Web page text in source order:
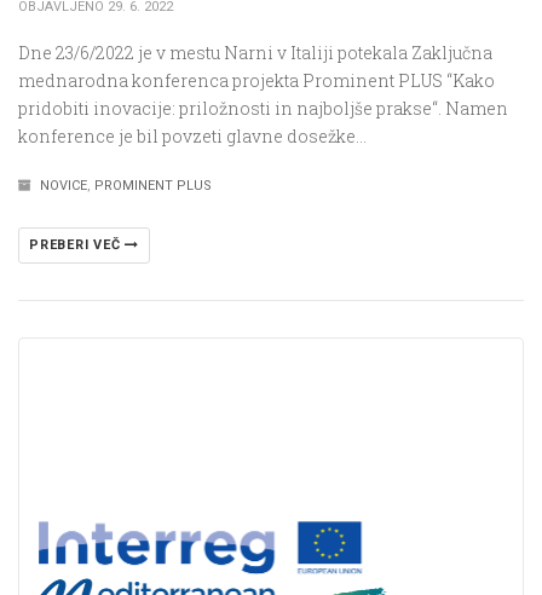
OBJAVLJENO 29. 6. 2022
Dne 23/6/2022 je v mestu Narni v Italiji potekala Zaključna
mednarodna konferenca projekta Prominent PLUS “Kako
pridobiti inovacije: priložnosti in najboljše prakse“. Namen
konference je bil povzeti glavne dosežke…
NOVICE, PROMINENT PLUS
PREBERI VEČ